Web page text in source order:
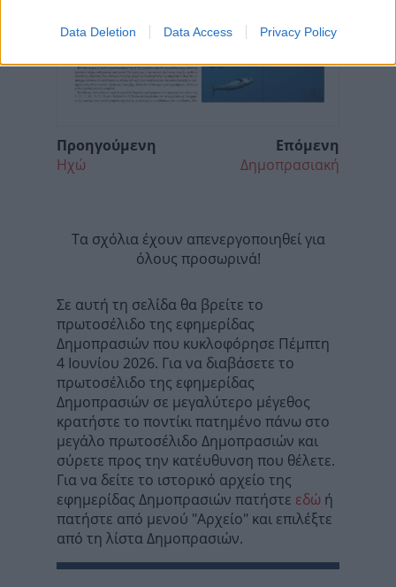
Data Deletion Data Access Privacy Policy
Προηγούμενη
Ηχώ
Επόμενη
Δημοπρασιακή
Τα σχόλια έχουν απενεργοποιηθεί για
όλους προσωρινά!
Σε αυτή τη σελίδα θα βρείτε το
πρωτοσέλιδο της εφημερίδας
Δημοπρασιών που κυκλοφόρησε Πέμπτη
4 Ιουνίου 2026. Για να διαβάσετε το
πρωτοσέλιδο της εφημερίδας
Δημοπρασιών σε μεγαλύτερο μέγεθος
κρατήστε το ποντίκι πατημένο πάνω στο
μεγάλο πρωτοσέλιδο Δημοπρασιών και
σύρετε προς την κατέυθυνση που θέλετε.
Για να δείτε το ιστορικό αρχείο της
εφημερίδας Δημοπρασιών πατήστε εδώ ή
πατήστε από μενού "Αρχείο" και επιλέξτε
από τη λίστα Δημοπρασιών.